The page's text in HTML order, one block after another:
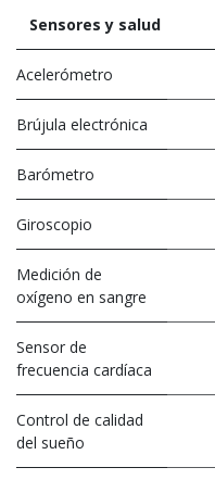
Sensores y salud
Acelerómetro
Brújula electrónica
Barómetro
Giroscopio
Medición de
oxígeno en sangre
Sensor de
frecuencia cardíaca
Control de calidad
del sueño